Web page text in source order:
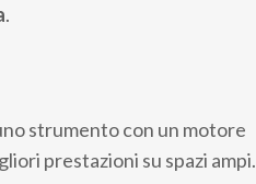
.
strumento con un motore
prestazioni su spazi ampi.